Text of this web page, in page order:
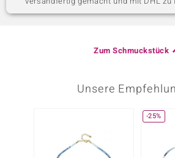
Zum Schmuckstück
Unsere
-25%